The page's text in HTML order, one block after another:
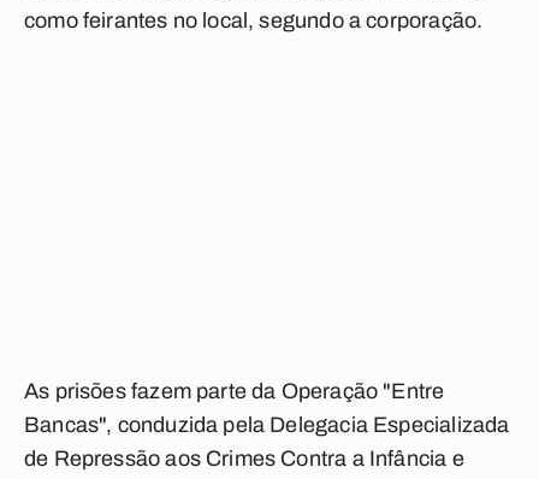
como feirantes no local, segundo a corporação.
As prisões fazem parte da Operação "Entre
Bancas", conduzida pela Delegacia Especializada
de Repressão aos Crimes Contra a Infância e